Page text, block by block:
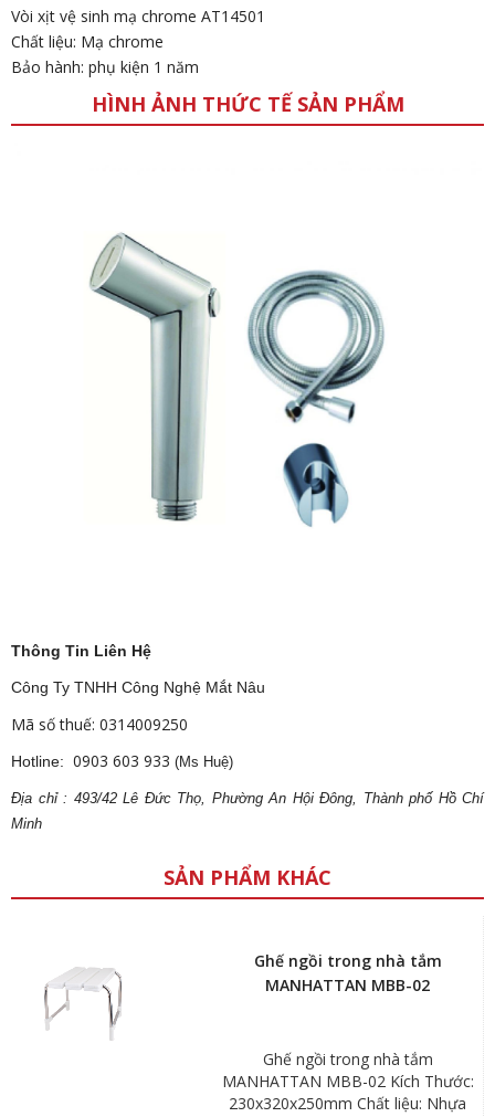
Vòi xịt vệ sinh mạ chrome AT14501
Chất liệu: Mạ chrome
Bảo hành: phụ kiện 1 năm
HÌNH ẢNH THỨC TẾ SẢN PHẨM
Thông Tin Liên Hệ
Công Ty TNHH Công Nghệ Mắt Nâu
Mã số thuế: 0314009250
Hotline: 0903 603 933 (Ms Huệ)
Địa chỉ : 493/42 Lê Đức Thọ, Phường An Hội Đông, Thành phố Hồ Chí
Minh
SẢN PHẨM KHÁC
Ghế ngồi trong nhà tắm
MANHATTAN MBB-02
Ghế ngồi trong nhà tắm
MANHATTAN MBB-02 Kích Thước:
230x320x250mm Chất liệu: Nhựa